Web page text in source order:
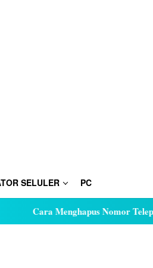
SELULER PC
Cara Menghapus Nomor Telepon